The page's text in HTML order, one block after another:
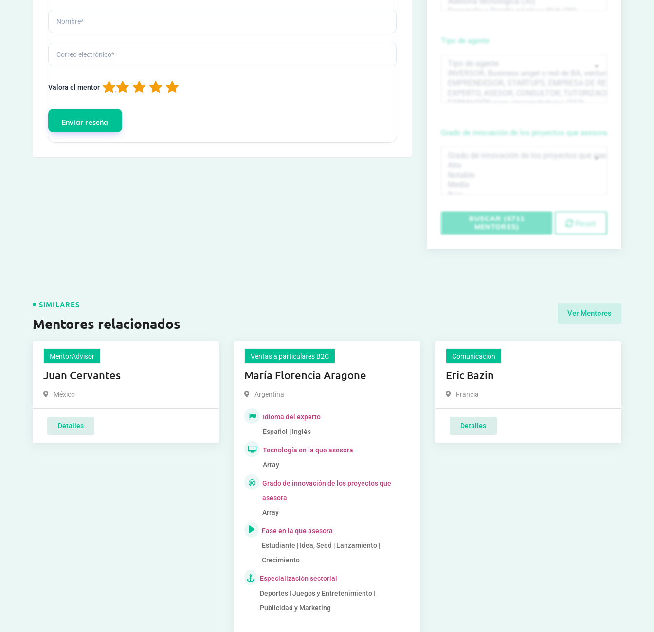
Valora el mentor 5
4
3
2
1
Tipo de agente
Grado de innovación de los proyectos que asesora
BUSCAR (6711
MENTORES)
Reset
SIMILARES
Mentores relacionados
Ver Mentores
MentorAdvisor
Juan Cervantes
México
Detalles
Ventas a particulares B2C
María Florencia Aragone
Argentina
Idioma del experto
Español | Inglés
Tecnología en la que asesora
Array
Grado de innovación de los proyectos que
asesora
Array
Fase en la que asesora
Estudiante | Idea, Seed | Lanzamiento |
Crecimiento
Especialización sectorial
Deportes | Juegos y Entretenimiento |
Publicidad y Marketing
Comunicación
Eric Bazin
Francia
Detalles